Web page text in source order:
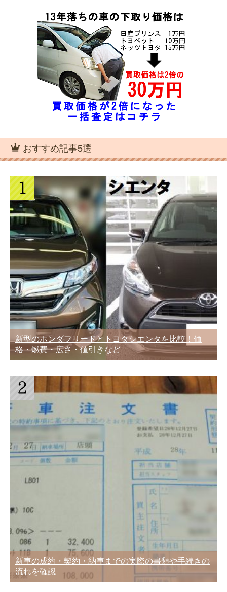
フォルクスワーゲンのティグアンの買取
価格と下取り価格は？
マツダCX-5の中古車相場｜買取価格と
おすすめ記事5選
新型のホンダフリードとトヨタシエンタを比較！価
格・燃費・広さ・値引きなど
新車の成約・契約・納車までの実際の書類や手続きの
流れを確認